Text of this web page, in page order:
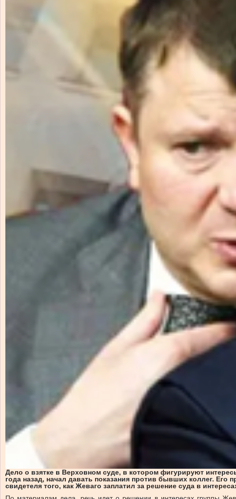
Дело о взятке в Верховном суде, в котором фигурируют
года назад, начал давать показания против бывших коллег. Его
свидетеля того, как Жеваго заплатил за решение суда в